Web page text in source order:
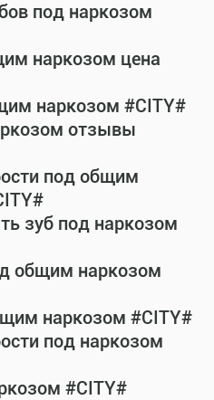
под наркозом
наркозом цена
наркозом #CITY#
отзывы
под общим
зуб под наркозом
общим наркозом
наркозом #CITY#
под наркозом
#CITY#